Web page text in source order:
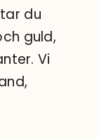
du
guld,
Vi